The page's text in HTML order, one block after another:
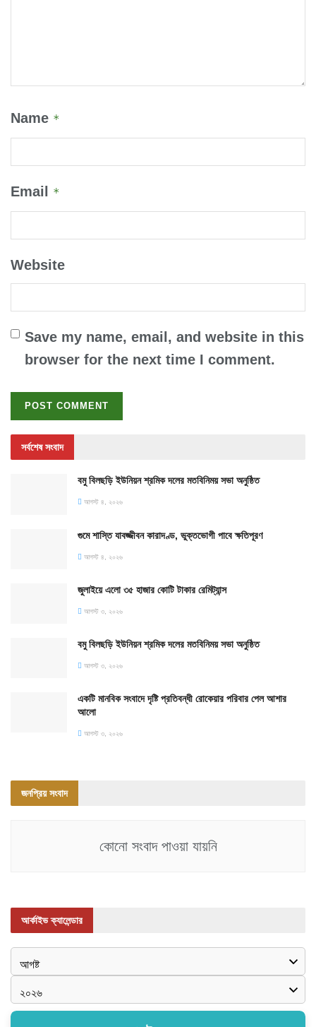
Name *
Email *
Website
Save my name, email, and website in this
browser for the next time I comment.
সর্বশেষ সংবাদ
বমু বিলছড়ি ইউনিয়ন শ্রমিক দলের মতবিনিময় সভা অনুষ্ঠিত
আগস্ট ৪, ২০২৬
গুমে শাস্তি যাবজ্জীবন কারাদণ্ড, ভুক্তভোগী পাবে ক্ষতিপূরণ
আগস্ট ৪, ২০২৬
জুলাইয়ে এলো ৩৫ হাজার কোটি টাকার রেমিট্যান্স
আগস্ট ৩, ২০২৬
বমু বিলছড়ি ইউনিয়ন শ্রমিক দলের মতবিনিময় সভা অনুষ্ঠিত
আগস্ট ৩, ২০২৬
একটি মানবিক সংবাদে দৃষ্টি প্রতিবন্ধী রোকেয়ার পরিবার পেল আশার
আলো
আগস্ট ৩, ২০২৬
জনপ্রিয় সংবাদ
কোনো সংবাদ পাওয়া যায়নি
আর্কাইভ ক্যালেন্ডার